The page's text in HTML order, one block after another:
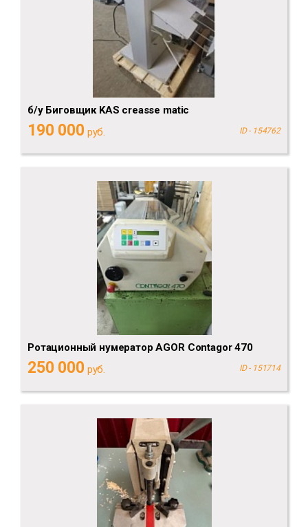
б/у Биговщик KAS creasse matic
190 000 руб. ID - 154762
Ротационный нумератор AGOR Contagor 470
250 000 руб. ID - 151714